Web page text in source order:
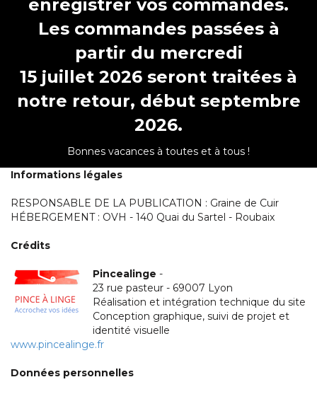
enregistrer vos commandes.
Les commandes passées à
partir du mercredi
15 juillet 2026 seront traitées à
notre retour, début septembre
2026.
Bonnes vacances à toutes et à tous !
Informations légales
RESPONSABLE DE LA PUBLICATION : Graine de Cuir
HÉBERGEMENT : OVH - 140 Quai du Sartel - Roubaix
Crédits
Pincealinge -
23 rue pasteur - 69007 Lyon
Réalisation et intégration technique du site
Conception graphique, suivi de projet et
identité visuelle
www.pincealinge.fr
Données personnelles